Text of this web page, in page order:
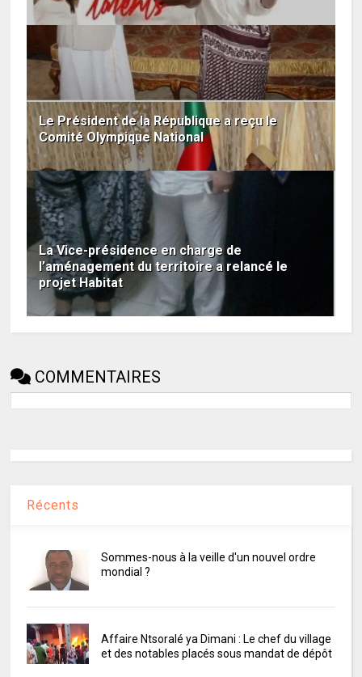
Le Président de la République a reçu le
Comité Olympique National
La Vice-présidence en charge de
l’aménagement du territoire a relancé le
projet Habitat
COMMENTAIRES
Récents
Sommes-nous à la veille d'un nouvel ordre
mondial ?
Affaire Ntsoralé ya Dimani : Le chef du village
et des notables placés sous mandat de dépôt